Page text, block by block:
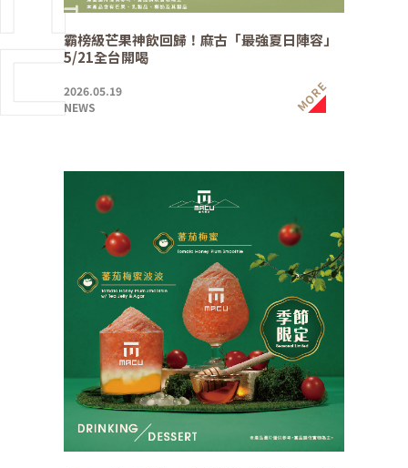
霸榜級芒果神飲回歸！麻古「最強夏日陣容」
5/21全台開喝
2026.05.19
NEWS
MORE